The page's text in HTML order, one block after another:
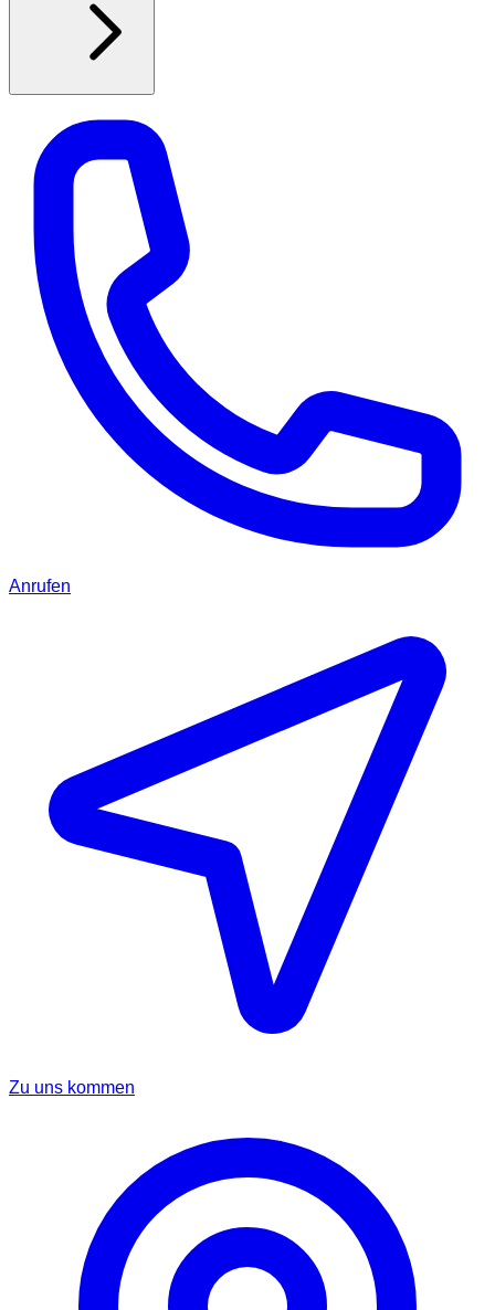
Anrufen
Zu uns kommen